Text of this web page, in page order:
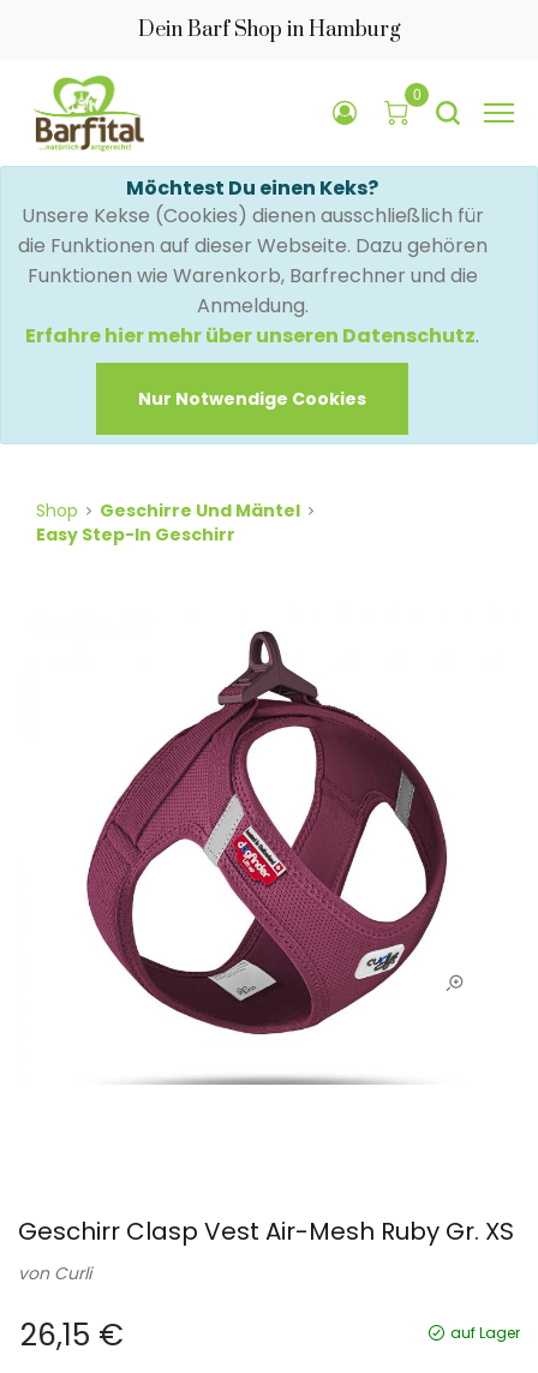
Dein Barf Shop in Hamburg
0
Möchtest Du einen Keks?
Unsere Kekse (Cookies) dienen ausschließlich für
die Funktionen auf dieser Webseite. Dazu gehören
Funktionen wie Warenkorb, Barfrechner und die
Anmeldung.
Erfahre hier mehr über unseren Datenschutz.
Nur Notwendige Cookies
Shop
Geschirre Und Mäntel
Easy Step-In Geschirr
Geschirr Clasp Vest Air-Mesh Ruby Gr. XS
von Curli
26,15 € auf Lager